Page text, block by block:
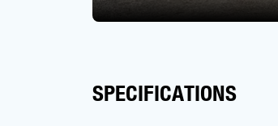
SPECIFICATIONS